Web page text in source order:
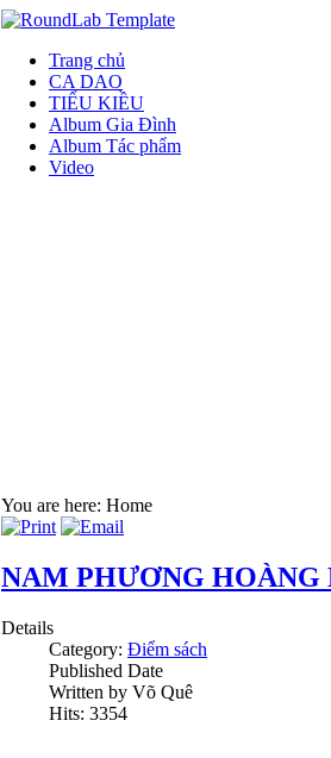
Trang chủ
CA DAO
TIỂU KIỀU
Album Gia Đình
Album Tác phẩm
Video
You are here: Home
NAM PHƯƠNG HOÀNG
Details
Category: Điểm sách
Published Date
Written by Võ Quê
Hits: 3354